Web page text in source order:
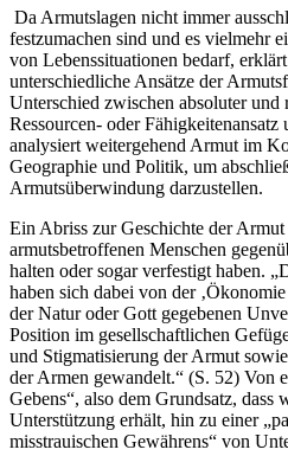
Da Armutslagen nicht immer
festzumachen sind und es vielmehr
von Lebenssituationen bedarf,
unterschiedliche Ansätze der
Unterschied zwischen absoluter und
Ressourcen- oder
analysiert weitergehend Armut im
Geographie und Politik, um
Armutsüberwindung darzustellen.
Ein Abriss zur Geschichte der
armutsbetroffenen Menschen
halten oder sogar verfestigt haben.
haben sich dabei von der
der Natur oder Gott gegebenen
Position im gesellschaftlichen
und Stigmatisierung der Armut
der Armen gewandelt.“ (S. 52) Von
Gebens“, also dem Grundsatz, dass
Unterstützung erhält, hin zu einer
misstrauischen Gewährens“ von